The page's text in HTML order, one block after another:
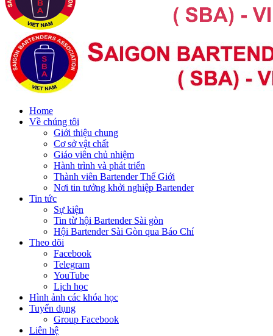
Home
Về chúng tôi
Giới thiệu chung
Cơ sở vật chất
Giáo viên chủ nhiệm
Hành trình và phát triển
Thành viên Bartender Thế Giới
Nơi tin tưởng khởi nghiệp Bartender
Tin tức
Sự kiện
Tin từ hội Bartender Sài gòn
Hội Bartender Sài Gòn qua Báo Chí
Theo dõi
Facebook
Telegram
YouTube
Lịch học
Hình ảnh các khóa học
Tuyển dụng
Group Facebook
Liên hệ